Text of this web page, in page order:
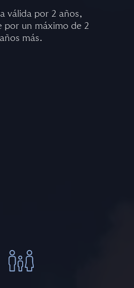
válida por 2 años,
por un máximo de 2
años más.